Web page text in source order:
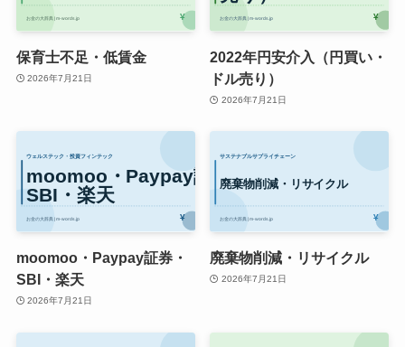
保育士不足・低賃金
2026年7月21日
2022年円安介入（円買い・
ドル売り）
2026年7月21日
moomoo・Paypay証券・
SBI・楽天
2026年7月21日
廃棄物削減・リサイクル
2026年7月21日